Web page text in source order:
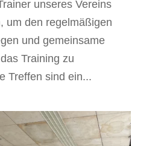
unseres Vereins
um den regelmäßigen
und gemeinsame
Training zu
Treffen sind ein...